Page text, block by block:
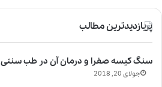
پربازدیدترین مطالب
سنگ کیسه صفرا و درمان آن در طب سنتی
جولای 20, 2018